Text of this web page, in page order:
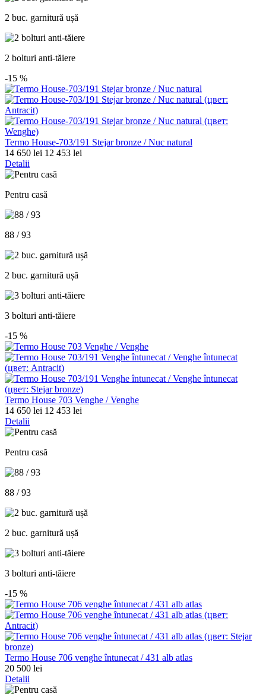
2 buc. garnitură ușă
2 bolturi anti-tăiere
-15 %
Termo House-703/191 Stejar bronze / Nuc natural
14 650 lei 12 453 lei
Detalii
Pentru casă
88 / 93
2 buc. garnitură ușă
3 bolturi anti-tăiere
-15 %
Termo House 703 Venghe / Venghe
14 650 lei 12 453 lei
Detalii
Pentru casă
88 / 93
2 buc. garnitură ușă
3 bolturi anti-tăiere
-15 %
Termo House 706 venghe întunecat / 431 alb atlas
20 500 lei
Detalii